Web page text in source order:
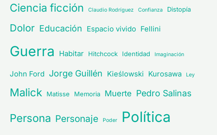
Ciencia ficción Claudio Rodríguez Confianza Distopía
Dolor Educación Espacio vivido Fellini
Guerra Habitar Hitchcock Identidad Imaginación
John Ford Jorge Guillén Kieślowski Kurosawa Ley
Malick Matisse Memoria Muerte Pedro Salinas
Persona Personaje Poder Política